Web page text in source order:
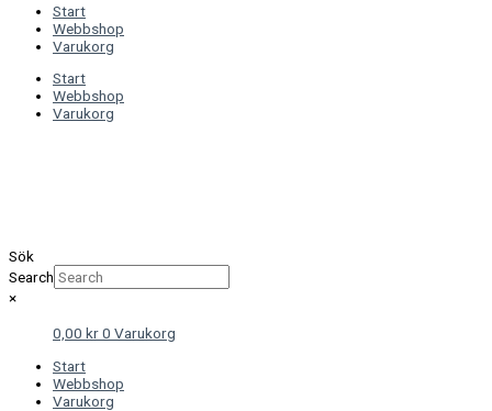
Start
Webbshop
Varukorg
Start
Webbshop
Varukorg
Sök
Search
×
0,00 kr0 Varukorg
Start
Webbshop
Varukorg